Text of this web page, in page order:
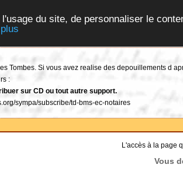
du site, de personnaliser le
Tombes. Si vous avez realise des depouillements d
:
sur CD ou tout autre support.
sympa/subscribe/td-bms-ec-notaires
L'accès à la page
Vous